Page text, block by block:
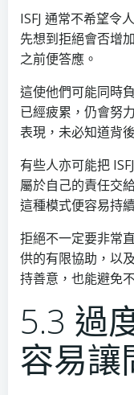
ISFJ 通常不希望令
先想到拒絕會否增
之前便答應。
這使他們可能同時
已經疲累，仍會努
表現，未必知道背
有些人亦可能把
屬於自己的責任交
這種模式便容易持
拒絕不一定要非常
供的有限協助，以
持善意，也能避免
5.3 過
容易讓